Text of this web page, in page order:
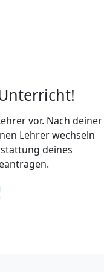
vor. Nach deiner
Lehrer wechseln
deines